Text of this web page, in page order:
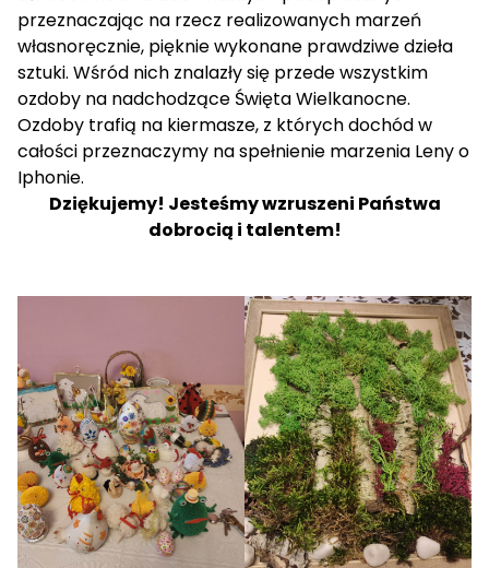
przeznaczając na rzecz realizowanych marzeń
własnoręcznie, pięknie wykonane prawdziwe dzieła
sztuki. Wśród nich znalazły się przede wszystkim
ozdoby na nadchodzące Święta Wielkanocne.
Ozdoby trafią na kiermasze, z których dochód w
całości przeznaczymy na spełnienie marzenia Leny o
Iphonie.
Dziękujemy! Jesteśmy wzruszeni Państwa
dobrocią i talentem!